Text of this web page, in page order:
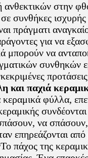
ανθεκτικών στην
συνθήκες ισχυρής
πράγματι
για να
μπορούν να
συνθηκών
και παχιά
κεραμικά φύλλα,
να
επηρεάζονται
πάχος της